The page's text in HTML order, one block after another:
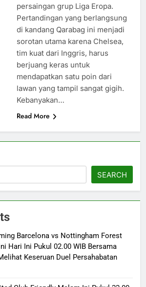
persaingan grup Liga Eropa.
Pertandingan yang berlangsung
di kandang Qarabag ini menjadi
sorotan utama karena Chelsea,
tim kuat dari Inggris, harus
berjuang keras untuk
mendapatkan satu poin dari
lawan yang tampil sangat gigih.
Kebanyakan…
Read More
SEARCH
Barcelona vs Nottingham Forest
Hari Ini Pukul 02.00 WIB Bersama
Keseruan Duel Persahabatan